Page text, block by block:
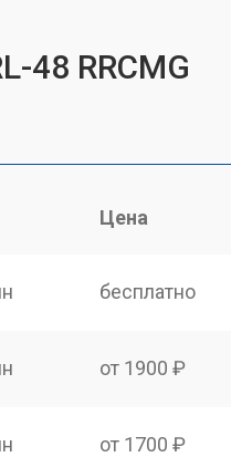
48 RRCMG
Цена
бесплатно
от 1900 ₽
от 1700 ₽